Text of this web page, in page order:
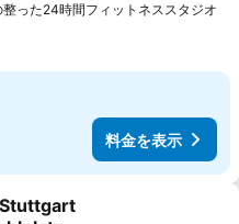
整った24時間フィットネススタジオ
料金を表示
に入りに追加